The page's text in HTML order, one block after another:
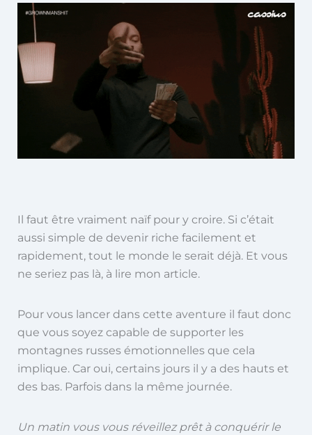
Il faut être vraiment naïf pour y croire. Si c’était
aussi simple de devenir riche facilement et
rapidement, tout le monde le serait déjà. Et vous
ne seriez pas là, à lire mon article.
Pour vous lancer dans cette aventure il faut donc
que vous soyez capable de supporter les
montagnes russes émotionnelles que cela
implique. Car oui, certains jours il y a des hauts et
des bas. Parfois dans la même journée.
Un matin vous vous réveillez prêt à conquérir le